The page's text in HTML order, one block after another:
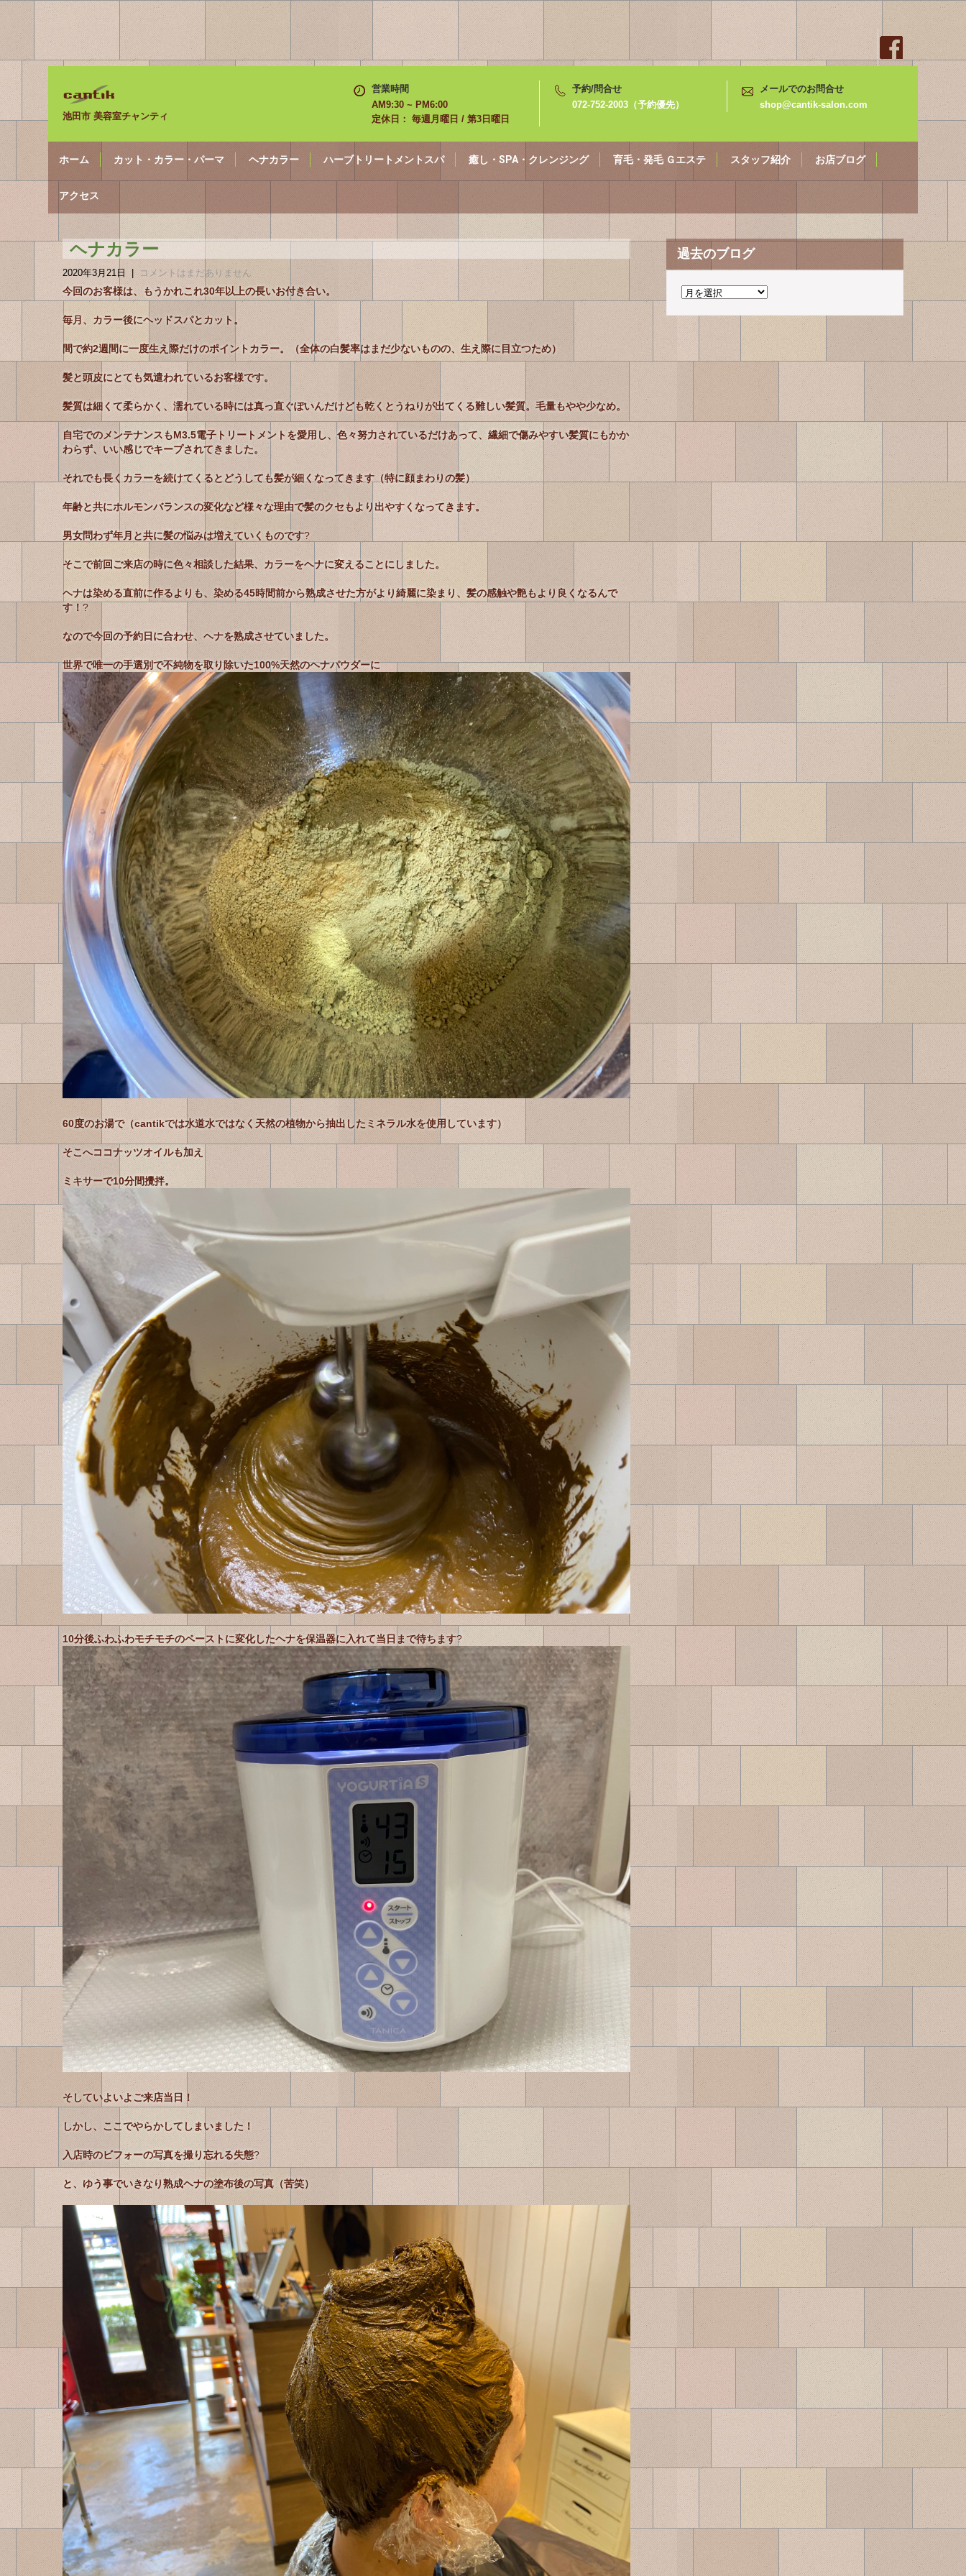
池田市 美容室チャンティ
営業時間
AM9:30 ~ PM6:00
定休日： 毎週月曜日 / 第3日曜日
予約/問合せ
072-752-2003（予約優先）
メールでのお問合せ
shop@cantik-salon.com
ホーム カット・カラー・パーマ ヘナカラー ハーブトリートメントスパ 癒し・SPA・クレンジング 育毛・発毛 Ｇエステ スタッフ紹介 お店ブログ
アクセス
ヘナカラー
2020年3月21日 | コメントはまだありません
今回のお客様は、もうかれこれ30年以上の長いお付き合い。
毎月、カラー後にヘッドスパとカット。
間で約2週間に一度生え際だけのポイントカラー。（全体の白髪率はまだ少ないものの、生え際に目立つため）
髪と頭皮にとても気遣われているお客様です。
髪質は細くて柔らかく、濡れている時には真っ直ぐぽいんだけども乾くとうねりが出てくる難しい髪質。毛量もやや少なめ。
自宅でのメンテナンスもM3.5電子トリートメントを愛用し、色々努力されているだけあって、繊細で傷みやすい髪質にもかか
わらず、いい感じでキープされてきました。
それでも長くカラーを続けてくるとどうしても髪が細くなってきます（特に顔まわりの髪）
年齢と共にホルモンバランスの変化など様々な理由で髪のクセもより出やすくなってきます。
男女問わず年月と共に髪の悩みは増えていくものです?
そこで前回ご来店の時に色々相談した結果、カラーをヘナに変えることにしました。
ヘナは染める直前に作るよりも、染める45時間前から熟成させた方がより綺麗に染まり、髪の感触や艶もより良くなるんで
す！?
なので今回の予約日に合わせ、ヘナを熟成させていました。
世界で唯一の手選別で不純物を取り除いた100%天然のヘナパウダーに
60度のお湯で（cantikでは水道水ではなく天然の植物から抽出したミネラル水を使用しています）
そこへココナッツオイルも加え
ミキサーで10分間攪拌。
10分後ふわふわモチモチのペーストに変化したヘナを保温器に入れて当日まで待ちます?
そしていよいよご来店当日！
しかし、ここでやらかしてしまいました！
入店時のビフォーの写真を撮り忘れる失態?
と、ゆう事でいきなり熟成ヘナの塗布後の写真（苦笑）
過去のブログ
過
ブ
ロ
グ